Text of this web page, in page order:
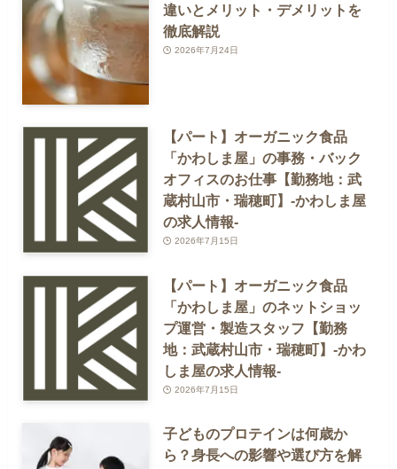
違いとメリット・デメリットを
徹底解説
2026年7月24日
【パート】オーガニック食品
「かわしま屋」の事務・バック
オフィスのお仕事【勤務地：武
蔵村山市・瑞穂町】-かわしま屋
の求人情報-
2026年7月15日
【パート】オーガニック食品
「かわしま屋」のネットショッ
プ運営・製造スタッフ【勤務
地：武蔵村山市・瑞穂町】-かわ
しま屋の求人情報-
2026年7月15日
子どものプロテインは何歳か
ら？身長への影響や選び方を解